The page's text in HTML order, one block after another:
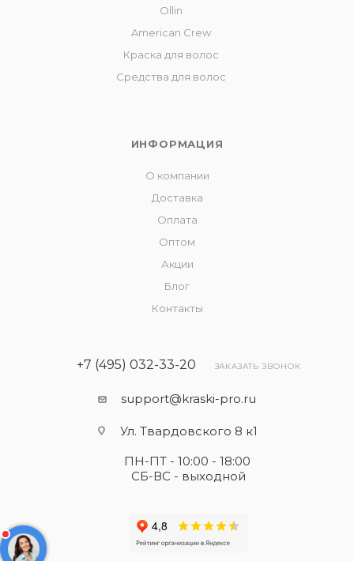
Ollin
American Crew
Краска для волос
Средства для волос
ИНФОРМАЦИЯ
О компании
Доставка
Оплата
Оптом
Акции
Блог
Контакты
+7 (495) 032-33-20 ЗАКАЗАТЬ ЗВОНОК
support@kraski-pro.ru
Ул. Твардовского 8 к1
ПН-ПТ - 10:00 - 18:00
СБ-ВС - выходной